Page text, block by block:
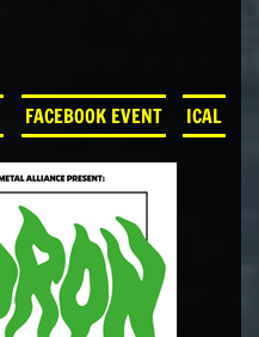
FACEBOOK EVENT ICAL